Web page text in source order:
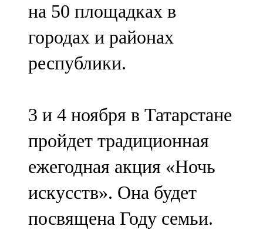
на 50 площадках в
городах и районах
республики.
3 и 4 ноября в Татарстане
пройдет традиционная
ежегодная акция «Ночь
искусств». Она будет
посвящена Году семьи.